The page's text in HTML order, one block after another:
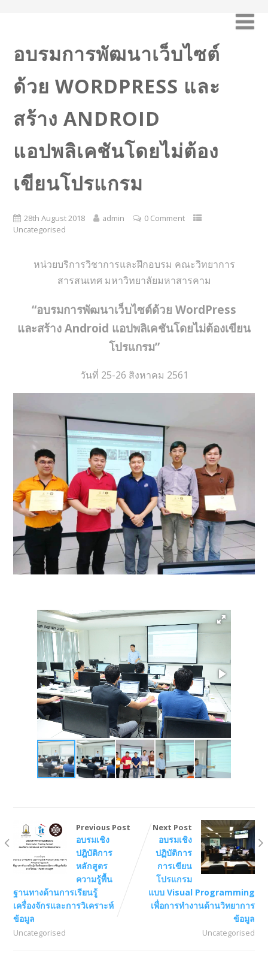
อบรมการพัฒนาเว็บไซต์
ด้วย WORDPRESS และ
สร้าง ANDROID
แอปพลิเคชันโดยไม่ต้อง
เขียนโปรแกรม
28th August 2018 admin
0 Comment
Uncategorised
หน่วยบริการวิชาการและฝึกอบรม คณะวิทยาการ
สารสนเทศ มหาวิทยาลัยมหาสารคาม
“อบรมการพัฒนาเว็บไซต์ด้วย WordPress
และสร้าง Android แอปพลิเคชันโดยไม่ต้องเขียน
โปรแกรม”
วันที่ 25-26 สิงหาคม 2561
Previous Post
อบรมเชิง
ปฎิบัติการ
หลักสูตร
ความรู้พื้น
ฐานทางด้านการเรียนรู้
เครื่องจักรและการวิเคราะห์
ข้อมูล
Uncategorised
Next Post
อบรมเชิง
ปฏิบัติการ
การเขียน
โปรแกรม
แบบ Visual Programming
เพื่อการทำงานด้านวิทยาการ
ข้อมูล
Uncategorised